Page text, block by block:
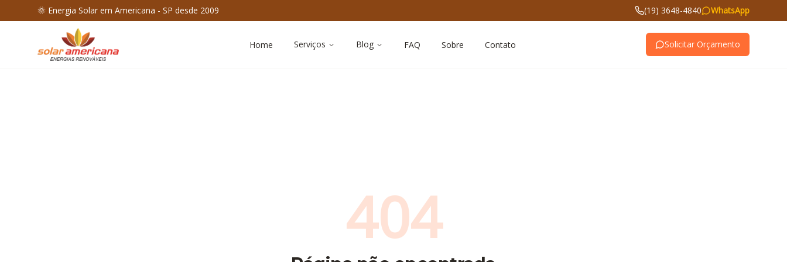
🌞 Energia Solar em Americana - SP desde 2009 (19) 3648-4840 WhatsApp
Home Serviços Blog FAQ Sobre Contato Solicitar Orçamento
404